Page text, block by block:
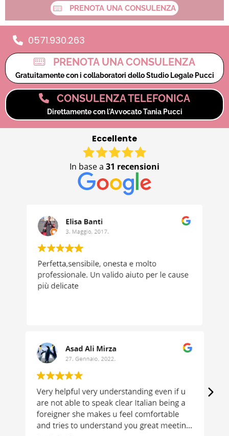
PRENOTA UNA CONSULENZA
0571.930.263
PRENOTA UNA CONSULENZA
Gratuitamente con i collaboratori dello Studio Legale Pucci
CONSULENZA TELEFONICA
Direttamente con l'Avvocato Tania Pucci
Eccellente
In base a 31 recensioni